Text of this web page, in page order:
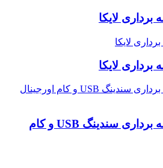
برداری لایکا
برداری لایکا
کابل تخلیه دوربین نقشه برداری سندینگ USB و کام